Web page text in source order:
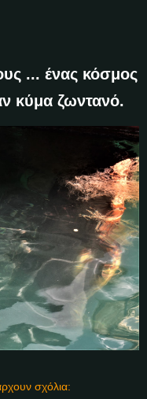
... ένας κόσμος
κύμα ζωντανό.
σχόλια: